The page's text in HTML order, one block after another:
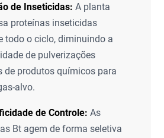
de Inseticidas: A planta
proteínas inseticidas
todo o ciclo, diminuindo a
de pulverizações
de produtos químicos para
alvo.
de Controle: As
Bt agem de forma seletiva